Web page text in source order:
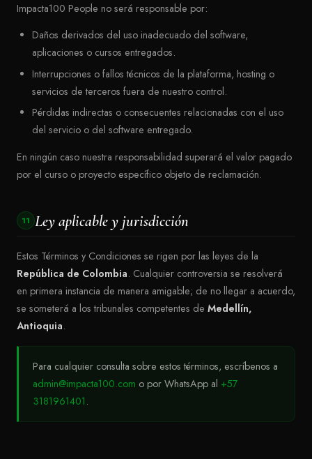
Impacta100 People no será responsable por:
Daños derivados del uso inadecuado del software,
aplicaciones o cursos entregados.
Interrupciones o fallos técnicos de la plataforma, hosting o
servicios de terceros fuera de nuestro control.
Pérdidas indirectas o consecuentes relacionadas con el uso
del servicio o del software entregado.
En ningún caso nuestra responsabilidad superará el valor pagado
por el curso o proyecto específico objeto de reclamación.
11 Ley aplicable y jurisdicción
Estos Términos y Condiciones se rigen por las leyes de la
República de Colombia. Cualquier controversia se resolverá
en primera instancia de manera amigable; de no llegar a acuerdo,
se someterá a los tribunales competentes de Medellín,
Antioquia.
Para cualquier consulta sobre estos términos, escríbenos a
admin@impacta100.com o por WhatsApp al +57
3181961401 .